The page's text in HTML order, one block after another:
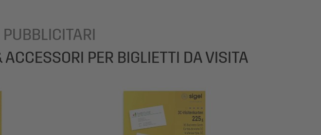
PER BIGLIETTI DA VISITA